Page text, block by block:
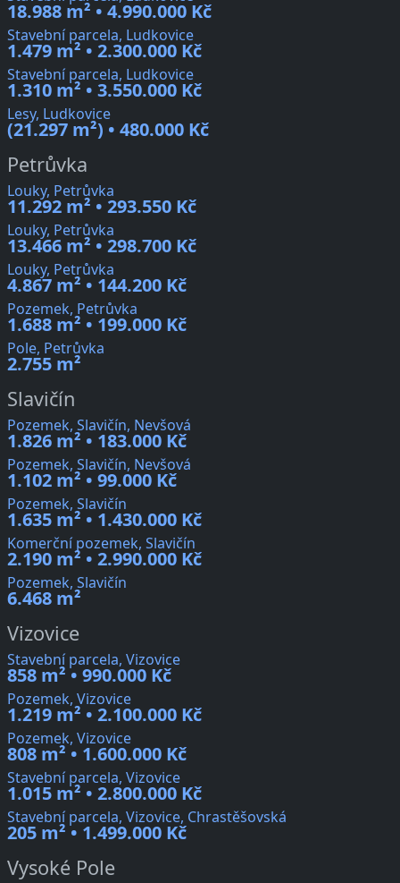
18.988 m² • 4.990.000 Kč
Stavební parcela, Ludkovice
1.479 m² • 2.300.000 Kč
Stavební parcela, Ludkovice
1.310 m² • 3.550.000 Kč
Lesy, Ludkovice
(21.297 m²) • 480.000 Kč
Petrůvka
Louky, Petrůvka
11.292 m² • 293.550 Kč
Louky, Petrůvka
13.466 m² • 298.700 Kč
Louky, Petrůvka
4.867 m² • 144.200 Kč
Pozemek, Petrůvka
1.688 m² • 199.000 Kč
Pole, Petrůvka
2.755 m²
Slavičín
Pozemek, Slavičín, Nevšová
1.826 m² • 183.000 Kč
Pozemek, Slavičín, Nevšová
1.102 m² • 99.000 Kč
Pozemek, Slavičín
1.635 m² • 1.430.000 Kč
Komerční pozemek, Slavičín
2.190 m² • 2.990.000 Kč
Pozemek, Slavičín
6.468 m²
Vizovice
Stavební parcela, Vizovice
858 m² • 990.000 Kč
Pozemek, Vizovice
1.219 m² • 2.100.000 Kč
Pozemek, Vizovice
808 m² • 1.600.000 Kč
Stavební parcela, Vizovice
1.015 m² • 2.800.000 Kč
Stavební parcela, Vizovice, Chrastěšovská
205 m² • 1.499.000 Kč
Vysoké Pole